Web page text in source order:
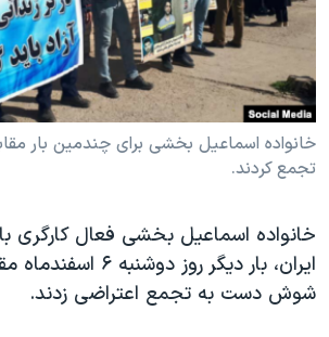
فرهنگ و زندگی
حقوق شهروندی
اقتصادی
علم و فناوری
اسرائیل در جنگ
آرشیو پخش زنده
مستندها
انتخابات ریاست جمهوری آمریکا ۲۰۲۴
حمله جمهوری اسلامی به اسرائیل
رمز مهسا
ورزش زنان در ایران
مجموعه مستندهای دادخواهی
تریبونال مردمی آبان ۹۸
دنبال کنید
زبانهای مختلف
خانواده اسماعیل بخشی برای چندمین بار
تجمع کردند.
خانواده اسماعیل بخشی فعال کارگری
ایران، بار دیگر روز
شوش دست به تجمع اعتراضی زدند.